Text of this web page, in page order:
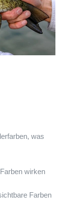
was
wirken
Farben